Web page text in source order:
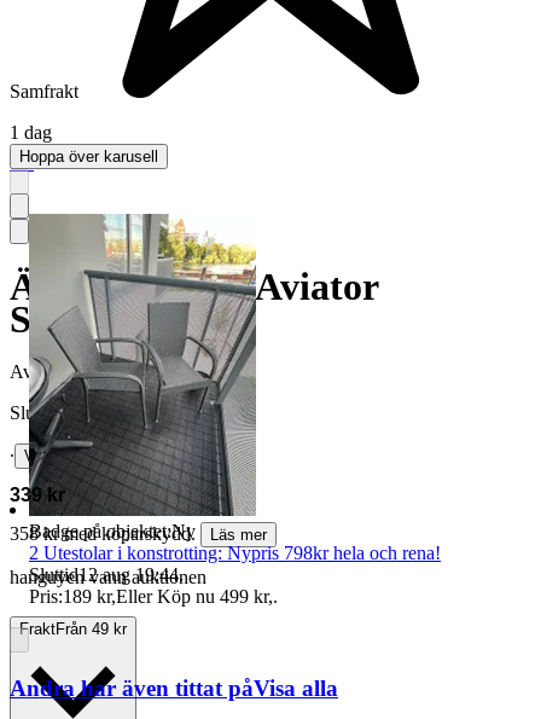
5.0
Äkta Ray-Ban Aviator
Solglasögon
Avslutad 19 jul 17:33
Slutpris
∙ Visa bud
339 kr
358 kr med köparskydd.
Läs mer
hanguyen vann auktionen
FraktFrån 49 kr
Samfrakt
1 dag
Hoppa över karusell
Badge på objektet:Ny
2 Utestolar i konstrotting: Nypris 798kr hela och rena!
Sluttid12 aug 19:44.
Pris:189 kr,Eller Köp nu 499 kr,.
Andra har även tittat påVisa alla